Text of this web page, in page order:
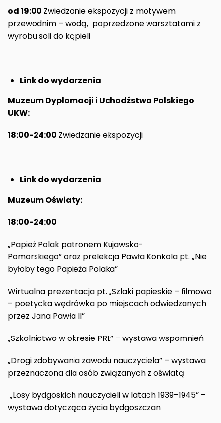
od 19:00 Zwiedzanie ekspozycji z motywem
przewodnim – wodą, poprzedzone warsztatami z
wyrobu soli do kąpieli
Link do wydarzenia
Muzeum Dyplomacji i Uchodźstwa Polskiego
UKW:
18:00-24:00 Zwiedzanie ekspozycji
Link do wydarzenia
Muzeum Oświaty:
18:00-24:00
„Papież Polak patronem Kujawsko-
Pomorskiego” oraz prelekcja Pawła Konkola pt. „Nie
byłoby tego Papieża Polaka”
Wirtualna prezentacja pt. „Szlaki papieskie – filmowo
– poetycka wędrówka po miejscach odwiedzanych
przez Jana Pawła II”
„Szkolnictwo w okresie PRL” – wystawa wspomnień
„Drogi zdobywania zawodu nauczyciela” – wystawa
przeznaczona dla osób związanych z oświatą
„Losy bydgoskich nauczycieli w latach 1939–1945” –
wystawa dotycząca życia bydgoszczan